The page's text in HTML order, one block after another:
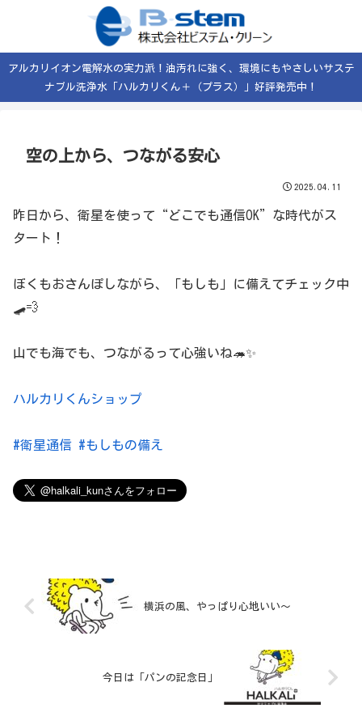
アルカリイオン電解水の実力派！油汚れに強く、環境にもやさしいサステ
ナブル洗浄水「ハルカリくん＋（プラス）」好評発売中！
空の上から、つながる安心
2025.04.11
昨日から、衛星を使って“どこでも通信OK”な時代がス
タート！
ぼくもおさんぽしながら、「もしも」に備えてチェック中
🛹💨
山でも海でも、つながるって心強いね🦔✨
ハルカリくんショップ
#衛星通信 #もしもの備え
横浜の風、やっぱり心地いい〜
今日は「パンの記念日」